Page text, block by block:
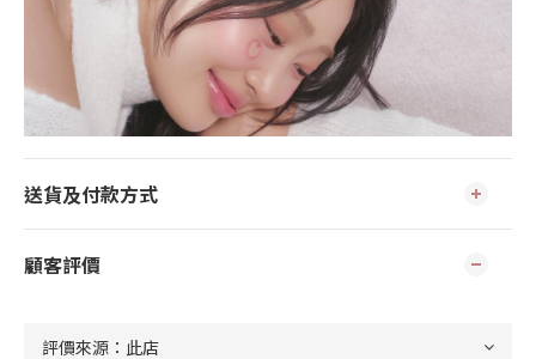
送貨及付款方式
顧客評價